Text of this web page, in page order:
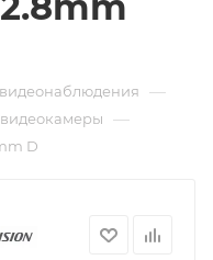
—
—
D